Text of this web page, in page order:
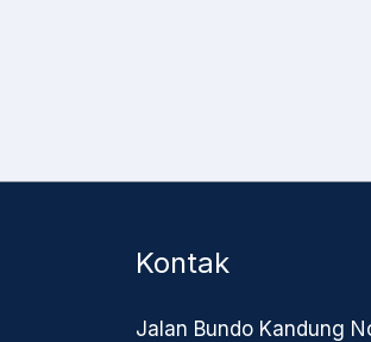
Kontak
Jalan Bundo Kandung